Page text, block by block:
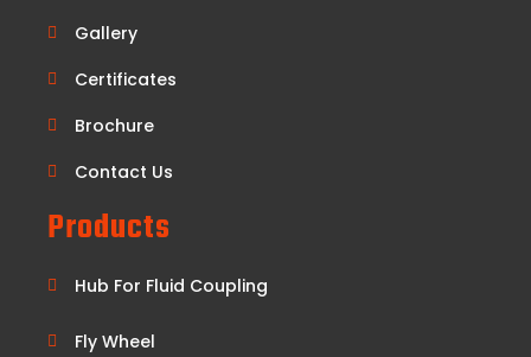
Gallery
Certificates
Brochure
Contact Us
Products
Hub For Fluid Coupling
Fly Wheel